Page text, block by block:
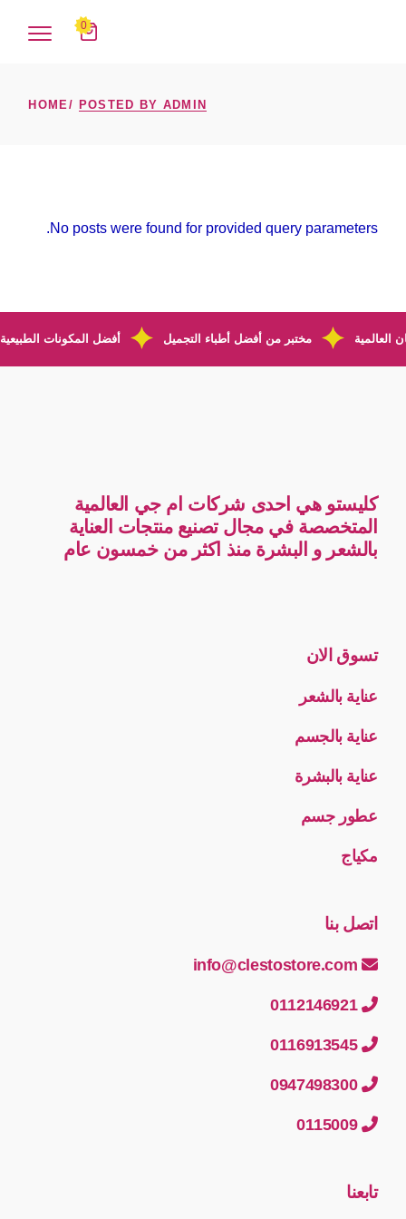
0
HOME POSTED BY ADMIN
No posts were found for provided query parameters.
أفضل المكونات الطبيعية مختبر من أفضل أطباء التجميل العالمية
كليستو هي احدى شركات ام جي العالمية
المتخصصة في مجال تصنيع منتجات العناية
بالشعر و البشرة منذ اكثر من خمسون عام
تسوق الان
عناية بالشعر
عناية بالجسم
عناية بالبشرة
عطور جسم
مكياج
اتصل بنا
0112146921
0116913545
0947498300
0115009
تابعنا